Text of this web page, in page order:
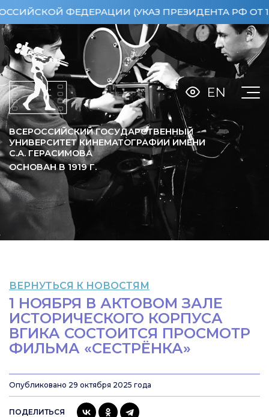
ФЕДЕРАЦИИ (УКАЗ ПРЕЗИДЕНТА РФ ОТ
ВСЕРОССИЙСКИЙ ГОСУДАРСТВЕННЫЙ
УНИВЕРСИТЕТ КИНЕМАТОГРАФИИ ИМЕНИ
С.А. ГЕРАСИМОВА
ОСНОВАН В 1919Г.
EN
ВЕРНУТЬСЯ К НОВОСТЯМ
1 НОЯБРЯ В АКТОВОМ ЗАЛЕ
ИСТОРИЧЕСКОГО КОРПУСА
ВГИКА СОСТОИТСЯ ПРОСМОТР
ФИЛЬМА «СЕСТРЁНКА»
Опубликовано 29 октября 2025 года
ПОДЕЛИТЬСЯ